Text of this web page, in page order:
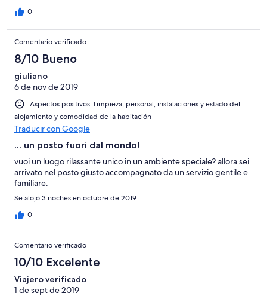
0
Comentario verificado
8/10 Bueno
giuliano
6 de nov de 2019
Aspectos positivos: Limpieza, personal, instalaciones y estado del
alojamiento y comodidad de la habitación
Traducir con Google
... un posto fuori dal mondo!
vuoi un luogo rilassante unico in un ambiente speciale? allora sei
arrivato nel posto giusto accompagnato da un servizio gentile e
familiare.
Se alojó 3 noches en octubre de 2019
0
Comentario verificado
10/10 Excelente
Viajero verificado
1 de sept de 2019